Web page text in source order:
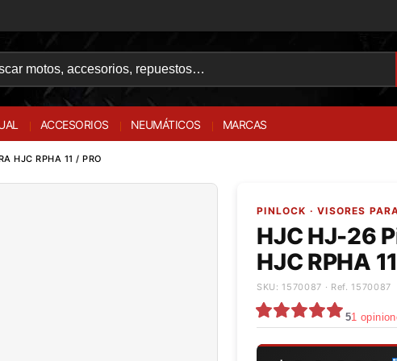
ACCESORIOS NEUMÁTICOS MARCAS
HJC RPHA 11 / PRO
PINLOCK · VISORES
HJC HJ-26
HJC RPHA
SKU: 1570087 · Ref. 1570087
51